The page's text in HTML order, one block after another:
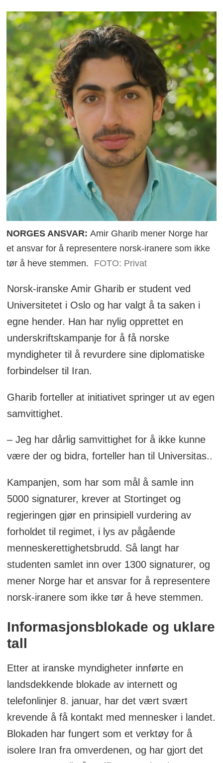
NORGES ANSVAR:Amir Gharib mener Norge har
et ansvar for å representere norsk-iranere som ikke
tør å heve stemmen.
FOTO: Privat
Norsk-iranske Amir Gharib er student ved
Universitetet i Oslo og har valgt å ta saken i
egne hender. Han har nylig opprettet en
underskriftskampanje for å få norske
myndigheter til å revurdere sine diplomatiske
forbindelser til Iran.
Gharib forteller at initiativet springer ut av egen
samvittighet.
– Jeg har dårlig samvittighet for å ikke kunne
være der og bidra, forteller han til Universitas..
Kampanjen, som har som mål å samle inn
5000 signaturer, krever at Stortinget og
regjeringen gjør en prinsipiell vurdering av
forholdet til regimet, i lys av pågående
menneskerettighetsbrudd. Så langt har
studenten samlet inn over 1300 signaturer, og
mener Norge har et ansvar for å representere
norsk-iranere som ikke tør å heve stemmen.
Informasjonsblokade og uklare
tall
Etter at iranske myndigheter innførte en
landsdekkende blokade av internett og
telefonlinjer 8. januar, har det vært svært
krevende å få kontakt med mennesker i landet.
Blokaden har fungert som et verktøy for å
isolere Iran fra omverdenen, og har gjort det